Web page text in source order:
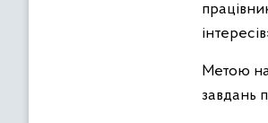
Метою
завдань